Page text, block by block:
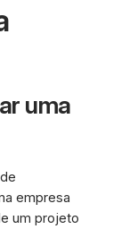
uma
empresa
um projeto